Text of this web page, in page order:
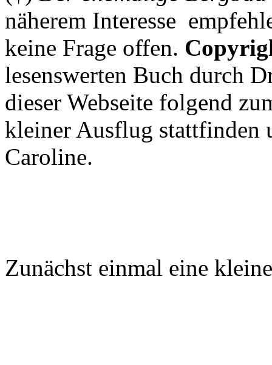
näherem Interesse
keine Frage offen.
lesenswerten Buch durch
dieser Webseite folgend
kleiner Ausflug stattfinden
Caroline.
Zunächst einmal eine